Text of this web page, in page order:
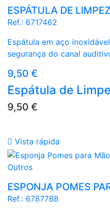
ESPÁTULA DE
Ref.: 6717462
Espátula em aço
segurança do canal
Preço
9,50 €
Espátula de
Preço
9,50 €
 Vista rápida
Outros
ESPONJA POMES
Ref.: 6787788